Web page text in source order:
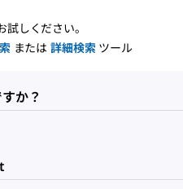
しください。
または 詳細検索 ツール
か？